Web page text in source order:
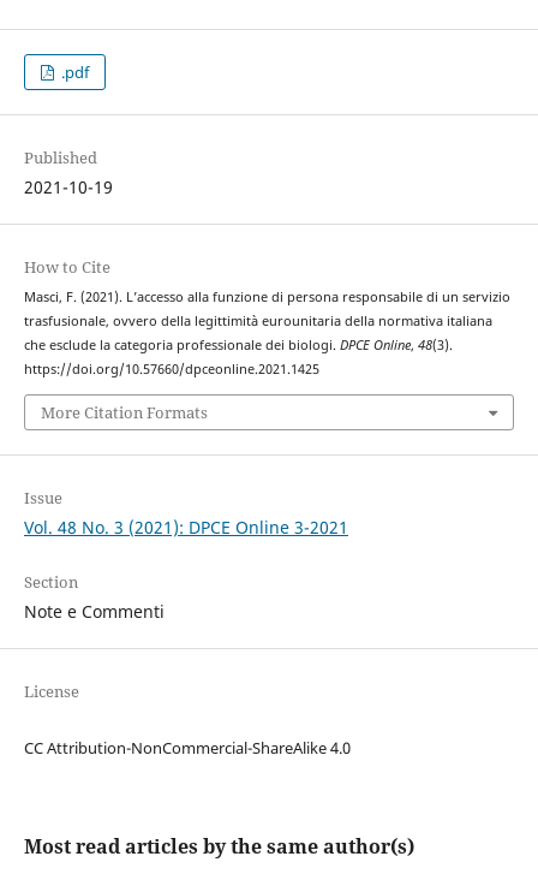
.pdf
Published
2021-10-19
How to Cite
Masci, F. (2021). L’accesso alla funzione di persona responsabile di un servizio
trasfusionale, ovvero della legittimità eurounitaria della normativa italiana
che esclude la categoria professionale dei biologi. DPCE Online, 48(3).
https://doi.org/10.57660/dpceonline.2021.1425
More Citation Formats
Issue
Vol. 48 No. 3 (2021): DPCE Online 3-2021
Section
Note e Commenti
License
CC Attribution-NonCommercial-ShareAlike 4.0
Most read articles by the same author(s)